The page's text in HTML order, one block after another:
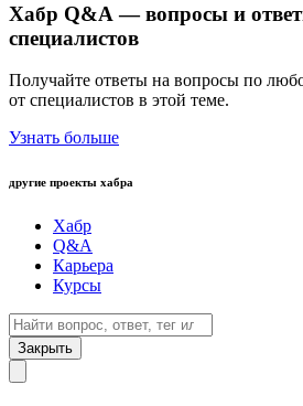
Хабр Q&A — вопросы и
специалистов
Получайте ответы на вопросы по
от специалистов в этой теме.
Узнать больше
другие проекты хабра
Хабр
Q&A
Карьера
Курсы
Закрыть